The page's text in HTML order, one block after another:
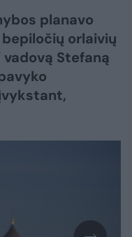
planavo
orlaivių
Stefaną